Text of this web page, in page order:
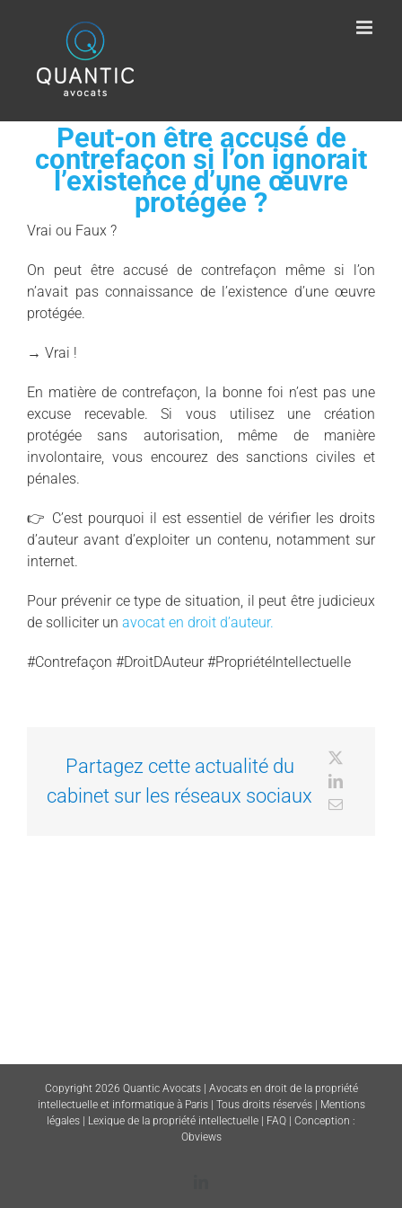
Peut-on être accusé de
contrefaçon si l’on ignorait
l’existence d’une œuvre
protégée ?
Vrai ou Faux ?
On peut être accusé de contrefaçon même si l’on
n’avait pas connaissance de l’existence d’une œuvre
protégée.
→ Vrai !
En matière de contrefaçon, la bonne foi n’est pas une
excuse recevable. Si vous utilisez une création
protégée sans autorisation, même de manière
involontaire, vous encourez des sanctions civiles et
pénales.
👉 C’est pourquoi il est essentiel de vérifier les droits
d’auteur avant d’exploiter un contenu, notamment sur
internet.
Pour prévenir ce type de situation, il peut être judicieux
de solliciter un avocat en droit d’auteur.
#Contrefaçon #DroitDAuteur #PropriétéIntellectuelle
Partagez cette actualité du
cabinet sur les réseaux sociaux
LinkedIn
Email
Copyright 2026 Quantic Avocats | Avocats en droit de la propriété
intellectuelle et informatique à Paris | Tous droits réservés | Mentions
légales | Lexique de la propriété intellectuelle | FAQ | Conception :
Obviews